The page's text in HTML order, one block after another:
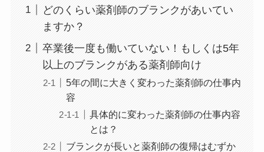
どのくらい薬剤師のブランクがあいてい
ますか？
卒業後一度も働いていない！もしくは5年
以上のブランクがある薬剤師向け
5年の間に大きく変わった薬剤師の仕事内
容
具体的に変わった薬剤師の仕事内容
とは？
ブランクが長いと薬剤師の復帰はむずか